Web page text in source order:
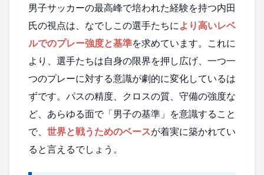
男子サッカーの最高峰で培われた経験を持つ内田
氏の視点は、なでしこの選手たちにより高いレベ
ルでのプレー強度と基準を求めています。これに
より、選手たちは自身の限界を押し広げ、一つ一
つのプレーに対する意識が劇的に変化しているは
ずです。パスの精度、クロスの質、守備の強度な
ど、あらゆる面で「男子の基準」を意識すること
で、 世界と戦うためのベースが着実に築かれてい
ると言えるでしょう。